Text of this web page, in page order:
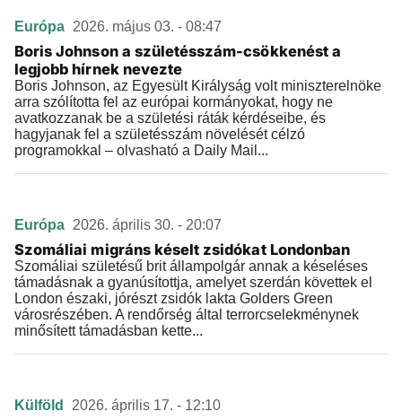
Európa 2026. május 03. - 08:47
Boris Johnson a születésszám-csökkenést a
legjobb hírnek nevezte
Boris Johnson, az Egyesült Királyság volt miniszterelnöke
arra szólította fel az európai kormányokat, hogy ne
avatkozzanak be a születési ráták kérdéseibe, és
hagyjanak fel a születésszám növelését célzó
programokkal – olvasható a Daily Mail...
Európa 2026. április 30. - 20:07
Szomáliai migráns késelt zsidókat Londonban
Szomáliai születésű brit állampolgár annak a késeléses
támadásnak a gyanúsítottja, amelyet szerdán követtek el
London északi, jórészt zsidók lakta Golders Green
városrészében. A rendőrség által terrorcselekménynek
minősített támadásban kette...
Külföld 2026. április 17. - 12:10